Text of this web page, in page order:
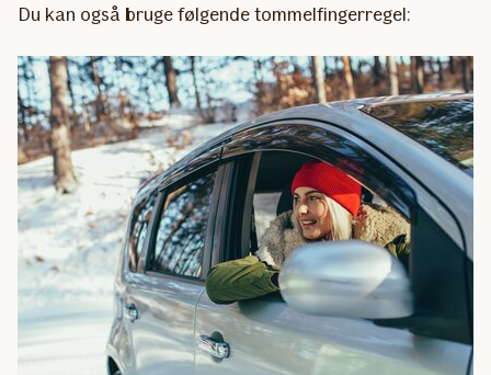
Du kan også bruge følgende tommelfingerregel: